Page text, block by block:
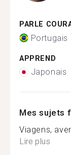
PARLE
Portugais
APPREND
Japonais
Mes sujets
Viagens,
Lire plus